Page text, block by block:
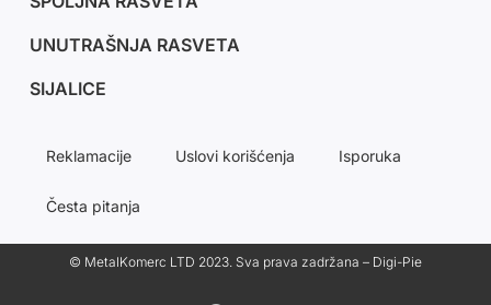
UNUTRAŠNJA RASVETA
SIJALICE
Reklamacije Uslovi korišćenja Isporuka
Česta pitanja
© MetalKomerc LTD 2023. Sva prava zadržana – Digi-Pie